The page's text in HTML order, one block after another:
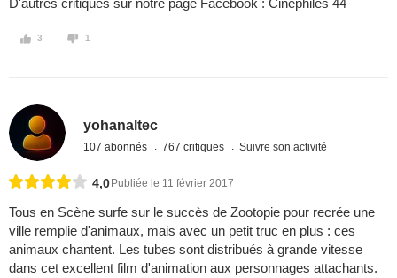
D'autres critiques sur notre page Facebook : Cinéphiles 44
3 1
yohanaltec
107 abonnés 767 critiques Suivre son activité
4,0 Publiée le 11 février 2017
Tous en Scène surfe sur le succès de Zootopie pour recrée une
ville remplie d'animaux, mais avec un petit truc en plus : ces
animaux chantent. Les tubes sont distribués à grande vitesse
dans cet excellent film d'animation aux personnages attachants.